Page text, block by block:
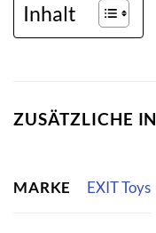
Inhalt
ZUSÄTZLICHE
MARKE EXIT Toys